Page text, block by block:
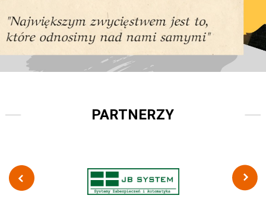
PARTNERZY